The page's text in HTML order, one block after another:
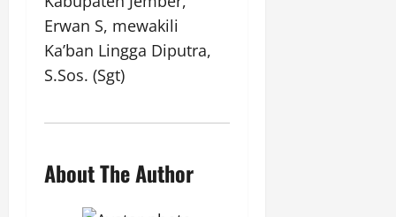
Erwan S, mewakili
Ka’ban Lingga Diputra,
S.Sos. (Sgt)
About The Author